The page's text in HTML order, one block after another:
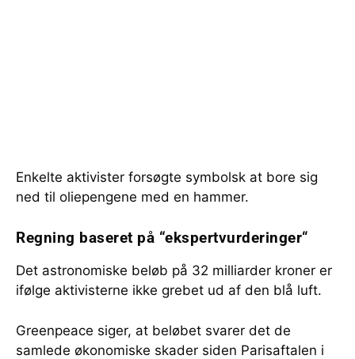
Enkelte aktivister forsøgte symbolsk at bore sig
ned til oliepengene med en hammer.
Regning baseret på “ekspertvurderinger“
Det astronomiske beløb på 32 milliarder kroner er
ifølge aktivisterne ikke grebet ud af den blå luft.
Greenpeace siger, at beløbet svarer det de
samlede økonomiske skader siden Parisaftalen i